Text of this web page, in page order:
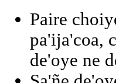
Paire
pa'ija'coa,
de'oye ne